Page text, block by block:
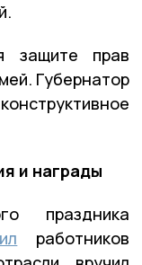
защите прав
Губернатор
и награды
праздника
работников